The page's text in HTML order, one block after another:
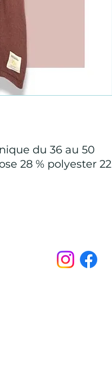
du 36 au 50
28 % polyester 22